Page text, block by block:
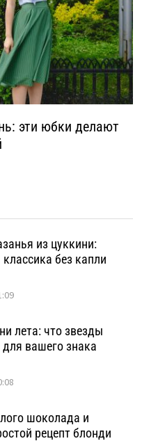
эти юбки делают
из цуккини:
без капли
лета: что звезды
для вашего знака
шоколада и
рецепт блонди